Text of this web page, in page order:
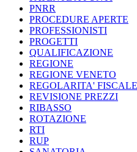
PNRR
PROCEDURE APERTE
PROFESSIONISTI
PROGETTI
QUALIFICAZIONE
REGIONE
REGIONE VENETO
REGOLARITA' FISCALE
REVISIONE PREZZI
RIBASSO
ROTAZIONE
RTI
RUP